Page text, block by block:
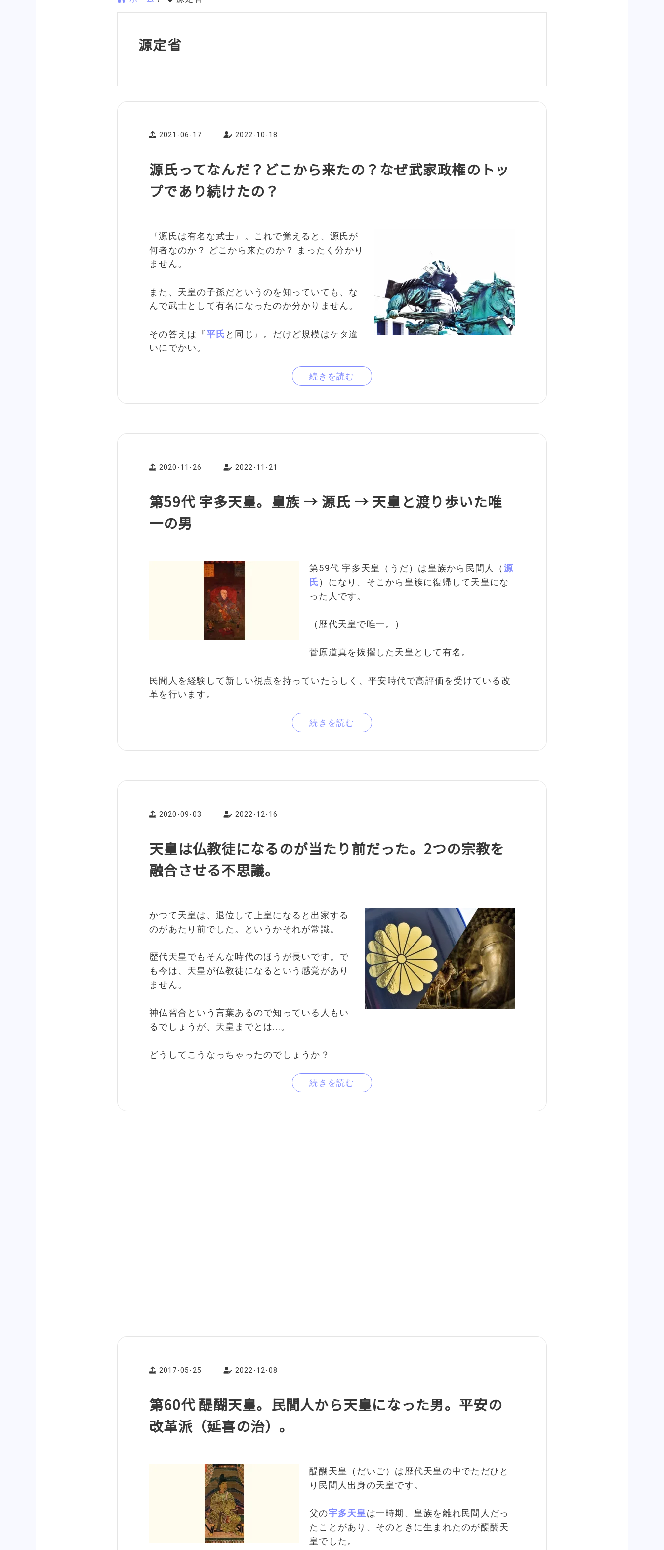
源定省
2021-06-17 2022-10-18
源氏ってなんだ？どこから来たの？なぜ武家政権のトッ
プであり続けたの？
『源氏は有名な武士』。これで覚えると、源氏が
何者なのか？ どこから来たのか？ まったく分かり
ません。
また、天皇の子孫だというのを知っていても、な
んで武士として有名になったのか分かりません。
その答えは『平氏 と同じ』。だけど規模はケタ違
いにでかい。
続きを読む
2020-11-26 2022-11-21
第59代 宇多天皇。皇族 → 源氏 → 天皇と渡り歩いた唯
一の男
第59代 宇多天皇（うだ）は皇族から民間人（ 源
氏 ）になり、そこから皇族に復帰して天皇にな
った人です。
（歴代天皇で唯一。）
菅原道真を抜擢した天皇として有名。
民間人を経験して新しい視点を持っていたらしく、平安時代で高評価を受けている改
革を行います。
続きを読む
2020-09-03 2022-12-16
天皇は仏教徒になるのが当たり前だった。2つの宗教を
融合させる不思議。
かつて天皇は、退位して上皇になると出家する
のがあたり前でした。というかそれが常識。
歴代天皇でもそんな時代のほうが長いです。で
も今は、天皇が仏教徒になるという感覚があり
ません。
神仏習合という言葉あるので知っている人もい
るでしょうが、天皇までとは...。
どうしてこうなっちゃったのでしょうか？
続きを読む
2017-05-25 2022-12-08
第60代 醍醐天皇。民間人から天皇になった男。平安の
改革派（延喜の治）。
醍醐天皇（だいご）は歴代天皇の中でただひと
り民間人出身の天皇です。
父の宇多天皇は一時期、皇族を離れ民間人だっ
たことがあり、そのときに生まれたのが醍醐天
皇でした。